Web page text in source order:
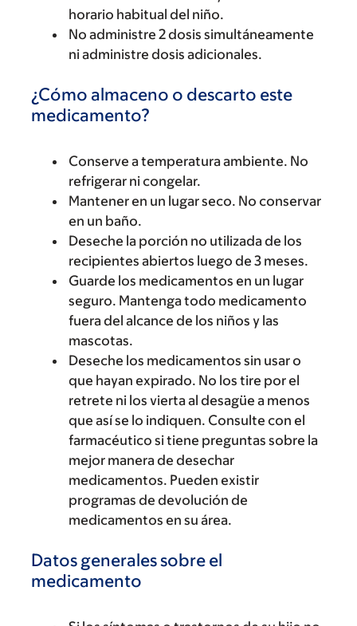
horario habitual del niño.
No administre 2 dosis simultáneamente
ni administre dosis adicionales.
¿Cómo almaceno o descarto este
medicamento?
Conserve a temperatura ambiente. No
refrigerar ni congelar.
Mantener en un lugar seco. No conservar
en un baño.
Deseche la porción no utilizada de los
recipientes abiertos luego de 3 meses.
Guarde los medicamentos en un lugar
seguro. Mantenga todo medicamento
fuera del alcance de los niños y las
mascotas.
Deseche los medicamentos sin usar o
que hayan expirado. No los tire por el
retrete ni los vierta al desagüe a menos
que así se lo indiquen. Consulte con el
farmacéutico si tiene preguntas sobre la
mejor manera de desechar
medicamentos. Pueden existir
programas de devolución de
medicamentos en su área.
Datos generales sobre el
medicamento